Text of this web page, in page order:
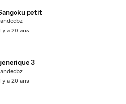
petit
y a 20 ans
3
y a 20 ans